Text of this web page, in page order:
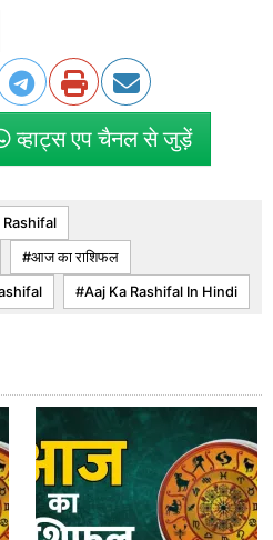
व्हाट्स एप चैनल से जुड़ें
Rashifal
आज का राशिफल
Aaj Ka Rashifal In Hindi